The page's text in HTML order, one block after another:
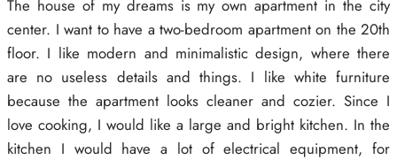
The house of my dreams is my own apartment in the city
center. I want to have a two-bedroom apartment on the 20th
floor. I like modern and minimalistic design, where there
are no useless details and things. I like white furniture
because the apartment looks cleaner and cozier. Since I
love cooking, I would like a large and bright kitchen. In the
kitchen I would have a lot of electrical equipment, for